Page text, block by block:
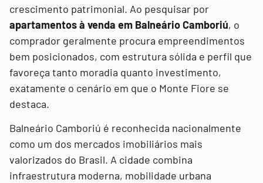
crescimento patrimonial. Ao pesquisar por
apartamentos à venda em Balneário Camboriú, o
comprador geralmente procura empreendimentos
bem posicionados, com estrutura sólida e perfil que
favoreça tanto moradia quanto investimento,
exatamente o cenário em que o Monte Fiore se
destaca.
Balneário Camboriú é reconhecida nacionalmente
como um dos mercados imobiliários mais
valorizados do Brasil. A cidade combina
infraestrutura moderna, mobilidade urbana